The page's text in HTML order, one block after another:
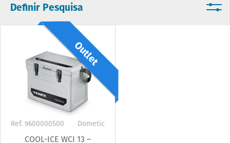
Definir Pesquisa
Ref. 9600000500 Dometic
COOL-ICE WCI 13 –
Outlet